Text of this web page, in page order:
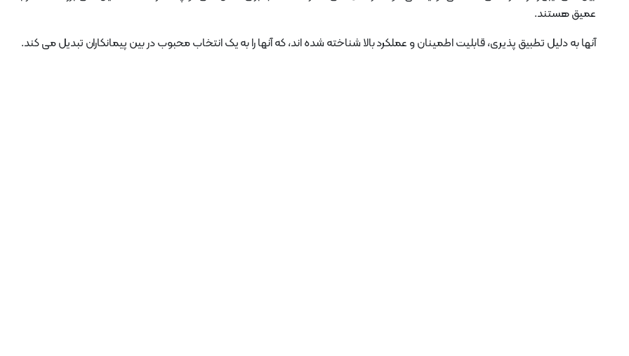
عمیق هستند.
آنها به دلیل تطبیق پذیری، قابلیت اطمینان و عملکرد بالا شناخته شده اند، که آنها را به یک انتخاب محبوب در بین پیمانکاران تبدیل می کند.